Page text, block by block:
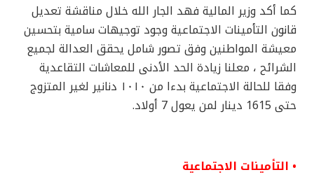
كما أكد وزير المالية فهد الجار الله خلال مناقشة تعديل
قانون التأمينات الاجتماعية وجود توجيهات سامية بتحسين
معيشة المواطنين وفق تصور شامل يحقق العدالة لجميع
الشرائح ، معلنا زيادة الحد الأدنى للمعاشات التقاعدية
وفقا للحالة الاجتماعية بدءا من ١٠١٠ دنانير لغير المتزوج
حتى 1615 دينار لمن يعول 7 أولاد.
• التأمينات الاجتماعية